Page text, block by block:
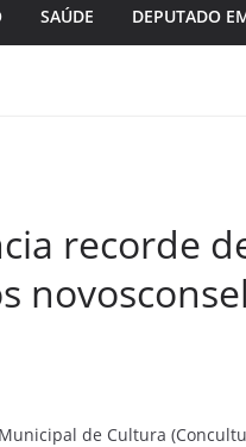
SAÚDE DEPUTADO
recorde
de Cultura